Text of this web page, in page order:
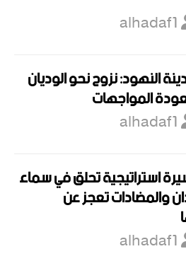
alhadaf1
النهود: نزوح نحو الوديان
المواجهات
alhadaf1
استراتيجية تحلق في سماء
والمضادات تعجز عن
alhadaf1